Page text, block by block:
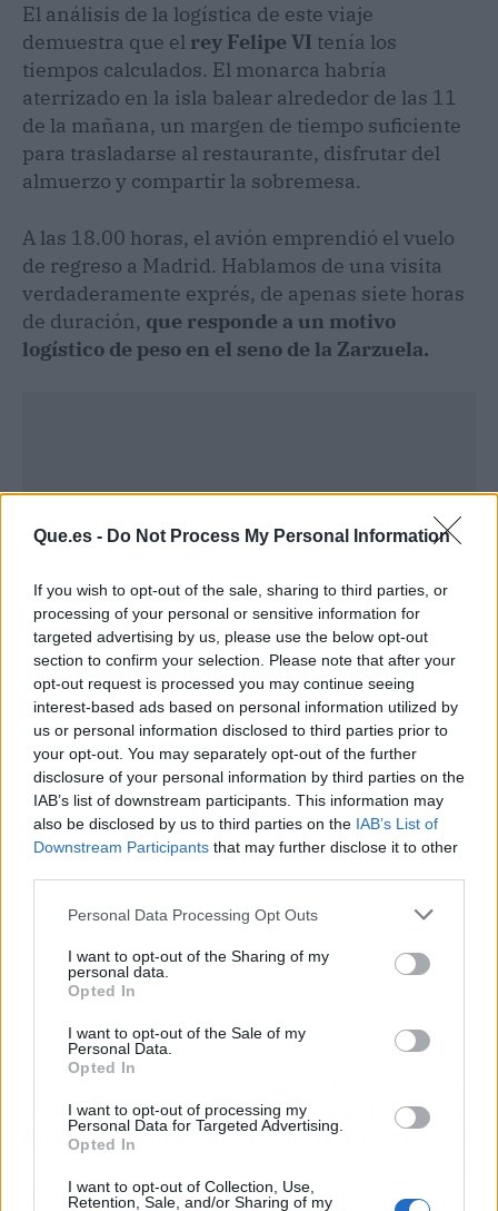
Que.es - Do Not Process My Personal Information
If you wish to opt-out of the sale, sharing to third parties, or
processing of your personal or sensitive information for
targeted advertising by us, please use the below opt-out
section to confirm your selection. Please note that after your
opt-out request is processed you may continue seeing
interest-based ads based on personal information utilized by
us or personal information disclosed to third parties prior to
your opt-out. You may separately opt-out of the further
disclosure of your personal information by third parties on the
IAB’s list of downstream participants. This information may
also be disclosed by us to third parties on the IAB’s List of
Downstream Participants that may further disclose it to other
Personal Data Processing Opt Outs
I want to opt-out of the Sharing of my
personal data.
Opted In
I want to opt-out of the Sale of my
Personal Data.
Opted In
I want to opt-out of processing my
Personal Data for Targeted Advertising.
Opted In
I want to opt-out of Collection, Use,
Retention, Sale, and/or Sharing of my
El análisis de la logística de este viaje
demuestra que el rey Felipe VI tenía los
tiempos calculados. El monarca habría
aterrizado en la isla balear alrededor de las 11
de la mañana, un margen de tiempo suficiente
para trasladarse al restaurante, disfrutar del
almuerzo y compartir la sobremesa.
A las 18.00 horas, el avión emprendió el vuelo
de regreso a Madrid. Hablamos de una visita
verdaderamente exprés, de apenas siete horas
de duración, que responde a un motivo
logístico de peso en el seno de la Zarzuela.
Publicidad
En casa no solo le aguardaba pacientemente su
mujer.La princesa Leonor acababa de llegar a
Madridprocedente de la Academia del Aire y el
propio descanso académico.A este